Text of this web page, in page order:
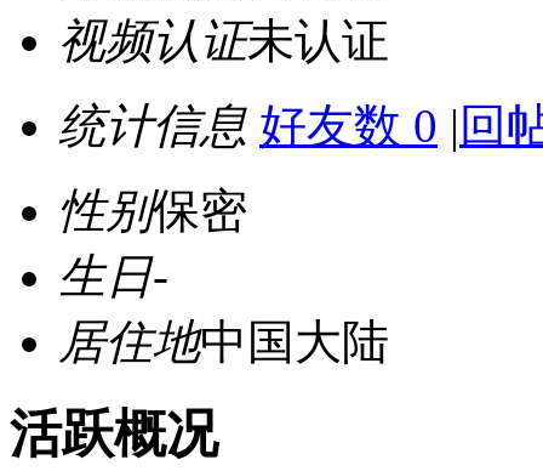
视频认证未认证
统计信息 好友数 0 | 回
性别保密
生日-
居住地中国大陆
活跃概况